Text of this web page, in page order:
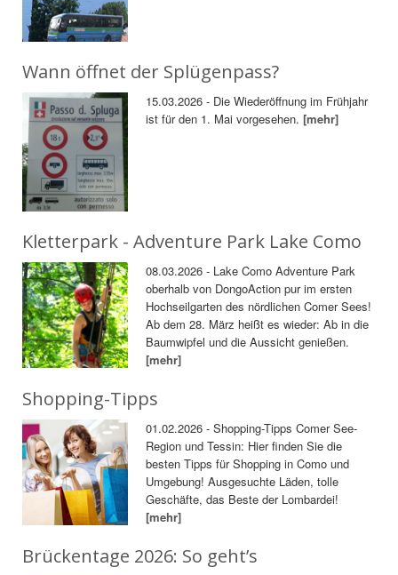
Wann öffnet der Splügenpass?
15.03.2026 - Die Wiederöffnung im Frühjahr
ist für den 1. Mai vorgesehen.[mehr]
Kletterpark - Adventure Park Lake Como
08.03.2026 - Lake Como Adventure Park
oberhalb von DongoAction pur im ersten
Hochseilgarten des nördlichen Comer Sees!
Ab dem 28. März heißt es wieder: Ab in die
Baumwipfel und die Aussicht genießen.
[mehr]
Shopping-Tipps
01.02.2026 - Shopping-Tipps Comer See-
Region und Tessin: Hier finden Sie die
besten Tipps für Shopping in Como und
Umgebung! Ausgesuchte Läden, tolle
Geschäfte, das Beste der Lombardei!
[mehr]
Brückentage 2026: So geht’s